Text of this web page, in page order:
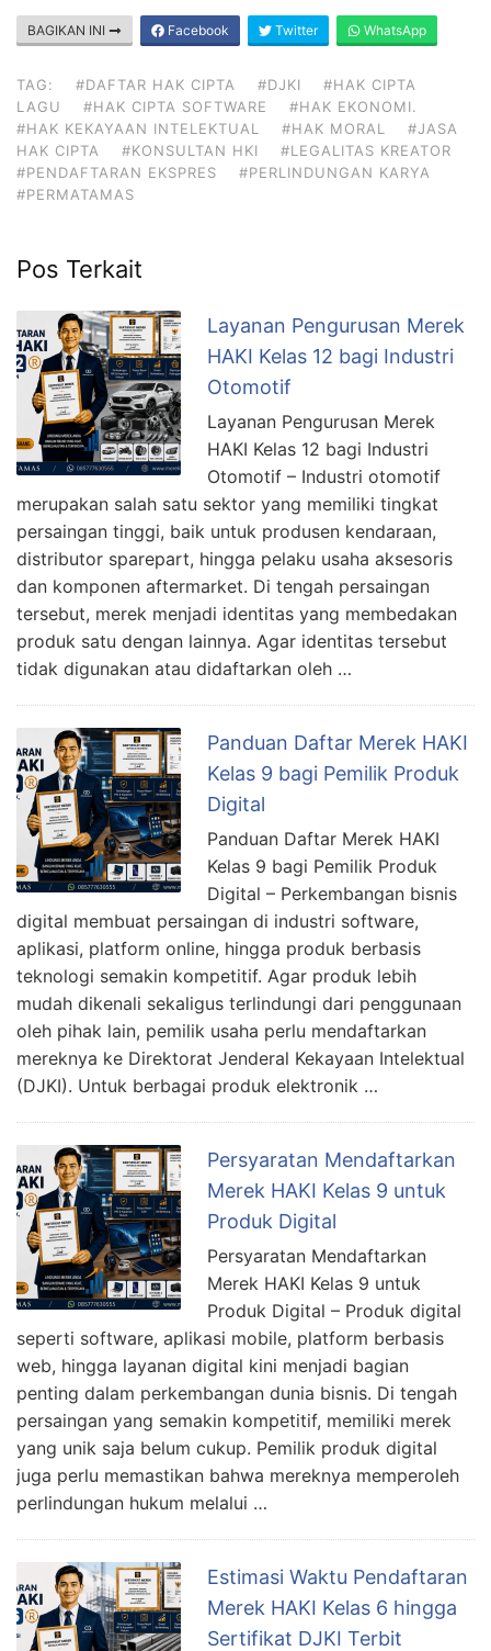
BAGIKAN INI Facebook Twitter WhatsApp
TAG: #DAFTAR HAK CIPTA #DJKI
#HAK CIPTA
LAGU
#HAK CIPTA SOFTWARE
#HAK EKONOMI.
#HAK KEKAYAAN INTELEKTUAL
#HAK MORAL
#JASA
HAK CIPTA
#KONSULTAN HKI
#LEGALITAS KREATOR
#PENDAFTARAN EKSPRES
#PERLINDUNGAN KARYA
#PERMATAMAS
Pos Terkait
Layanan Pengurusan Merek
HAKI Kelas 12 bagi Industri
Otomotif
Layanan Pengurusan Merek
HAKI Kelas 12 bagi Industri
Otomotif – Industri otomotif
merupakan salah satu sektor yang memiliki tingkat
persaingan tinggi, baik untuk produsen kendaraan,
distributor sparepart, hingga pelaku usaha aksesoris
dan komponen aftermarket. Di tengah persaingan
tersebut, merek menjadi identitas yang membedakan
produk satu dengan lainnya. Agar identitas tersebut
tidak digunakan atau didaftarkan oleh …
Panduan Daftar Merek HAKI
Kelas 9 bagi Pemilik Produk
Digital
Panduan Daftar Merek HAKI
Kelas 9 bagi Pemilik Produk
Digital – Perkembangan bisnis
digital membuat persaingan di industri software,
aplikasi, platform online, hingga produk berbasis
teknologi semakin kompetitif. Agar produk lebih
mudah dikenali sekaligus terlindungi dari penggunaan
oleh pihak lain, pemilik usaha perlu mendaftarkan
mereknya ke Direktorat Jenderal Kekayaan Intelektual
(DJKI). Untuk berbagai produk elektronik …
Persyaratan Mendaftarkan
Merek HAKI Kelas 9 untuk
Produk Digital
Persyaratan Mendaftarkan
Merek HAKI Kelas 9 untuk
Produk Digital – Produk digital
seperti software, aplikasi mobile, platform berbasis
web, hingga layanan digital kini menjadi bagian
penting dalam perkembangan dunia bisnis. Di tengah
persaingan yang semakin kompetitif, memiliki merek
yang unik saja belum cukup. Pemilik produk digital
juga perlu memastikan bahwa mereknya memperoleh
perlindungan hukum melalui …
Estimasi Waktu Pendaftaran
Merek HAKI Kelas 6 hingga
Sertifikat DJKI Terbit